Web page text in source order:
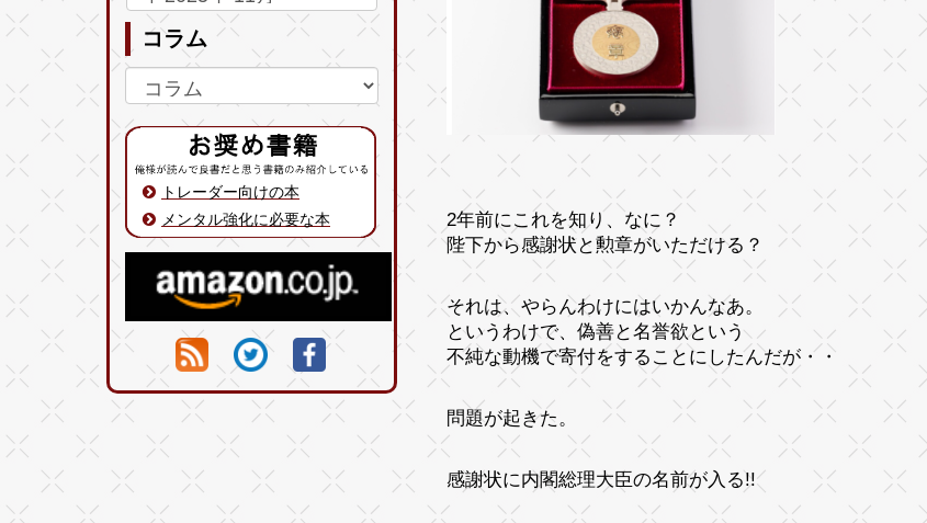
コラム
トレーダー向けの本
メンタル強化に必要な本
2年前にこれを知り、なに？
陛下から感謝状と勲章がいただける？
それは、やらんわけにはいかんなあ。
というわけで、偽善と名誉欲という
不純な動機で寄付をすることにしたんだが・・
問題が起きた。
感謝状に内閣総理大臣の名前が入る!!